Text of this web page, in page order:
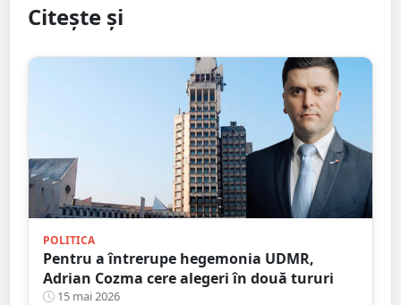
Citește și
POLITICA
Pentru a întrerupe hegemonia UDMR,
Adrian Cozma cere alegeri în două tururi
15 mai 2026